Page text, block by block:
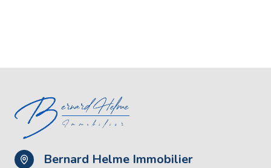
Bernard Helme Immobilier